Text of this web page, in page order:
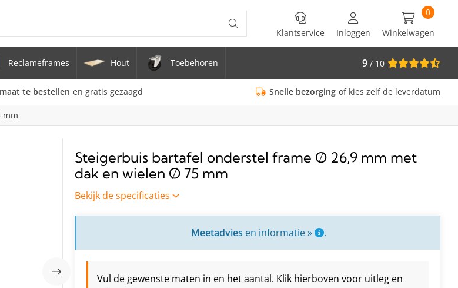
Ø 33,7 mm zwenkwielen Ø 75 mm
spandoek) uit gegalvaniseerde stalen buis Ø 33.7
Klantservice Inloggen Winkelwagen
0
Reclameframes Hout Toebehoren 9 / 10
te bestellen en gratis gezaagd Snelle bezorging of kies zelf de leverdatum
mm
Steigerbuis bartafel onderstel frame Ø 26,9 mm met
dak en wielen Ø 75 mm
Bekijk de specificaties
Meetadvies en informatie » .
Vul de gewenste maten in en het aantal. Klik hierboven voor uitleg en